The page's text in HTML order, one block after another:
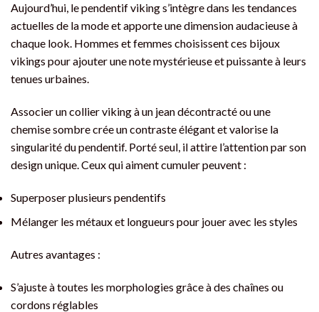
Aujourd’hui, le pendentif viking s’intègre dans les tendances
actuelles de la mode et apporte une dimension audacieuse à
chaque look. Hommes et femmes choisissent ces bijoux
vikings pour ajouter une note mystérieuse et puissante à leurs
tenues urbaines.
Associer un collier viking à un jean décontracté ou une
chemise sombre crée un contraste élégant et valorise la
singularité du pendentif. Porté seul, il attire l’attention par son
design unique. Ceux qui aiment cumuler peuvent :
Superposer plusieurs pendentifs
Mélanger les métaux et longueurs pour jouer avec les styles
Autres avantages :
S’ajuste à toutes les morphologies grâce à des chaînes ou
cordons réglables